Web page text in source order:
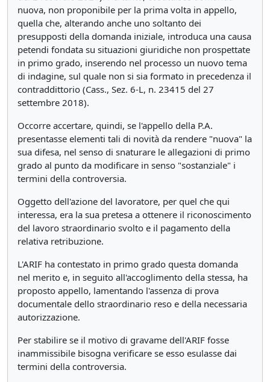
nuova, non proponibile per la prima volta in appello,
quella che, alterando anche uno soltanto dei
presupposti della domanda iniziale, introduca una causa
petendi fondata su situazioni giuridiche non prospettate
in primo grado, inserendo nel processo un nuovo tema
di indagine, sul quale non si sia formato in precedenza il
contraddittorio (Cass., Sez. 6-L, n. 23415 del 27
settembre 2018).
Occorre accertare, quindi, se l'appello della P.A.
presentasse elementi tali di novità da rendere "nuova" la
sua difesa, nel senso di snaturare le allegazioni di primo
grado al punto da modificare in senso "sostanziale" i
termini della controversia.
Oggetto dell'azione del lavoratore, per quel che qui
interessa, era la sua pretesa a ottenere il riconoscimento
del lavoro straordinario svolto e il pagamento della
relativa retribuzione.
L'ARIF ha contestato in primo grado questa domanda
nel merito e, in seguito all'accoglimento della stessa, ha
proposto appello, lamentando l'assenza di prova
documentale dello straordinario reso e della necessaria
autorizzazione.
Per stabilire se il motivo di gravame dell'ARIF fosse
inammissibile bisogna verificare se esso esulasse dai
termini della controversia.